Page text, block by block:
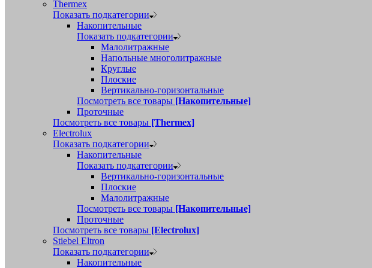
Thermex
Показать подкатегории
Накопительные
Показать подкатегории
Малолитражные
Напольные многолитражные
Круглые
Плоские
Вертикально-горизонтальные
Посмотреть все товары [Накопительные]
Проточные
Посмотреть все товары [Thermex]
Electrolux
Показать подкатегории
Накопительные
Показать подкатегории
Вертикально-горизонтальные
Плоские
Малолитражные
Посмотреть все товары [Накопительные]
Проточные
Посмотреть все товары [Electrolux]
Stiebel Eltron
Показать подкатегории
Накопительные